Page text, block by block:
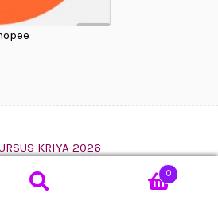
KRIYA 2026
0